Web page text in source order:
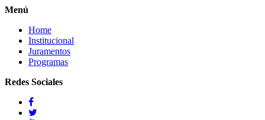
Menú
Home
Institucional
Juramentos
Programas
Redes Sociales